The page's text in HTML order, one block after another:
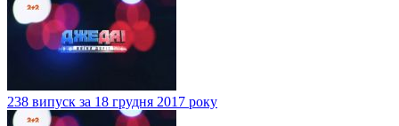
238 випуск за 18 грудня 2017 року